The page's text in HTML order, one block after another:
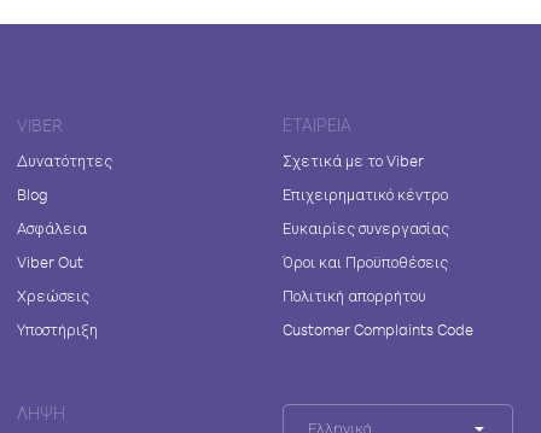
VIBER
Δυνατότητες
Blog
Ασφάλεια
Viber Out
Χρεώσεις
Υποστήριξη
ΕΤΑΙΡΕΊΑ
Σχετικά με το Viber
Επιχειρηματικό κέντρο
Ευκαιρίες συνεργασίας
Όροι και Προϋποθέσεις
Πολιτική απορρήτου
Customer Complaints Code
ΛΉΨΗ
Ελληνικά